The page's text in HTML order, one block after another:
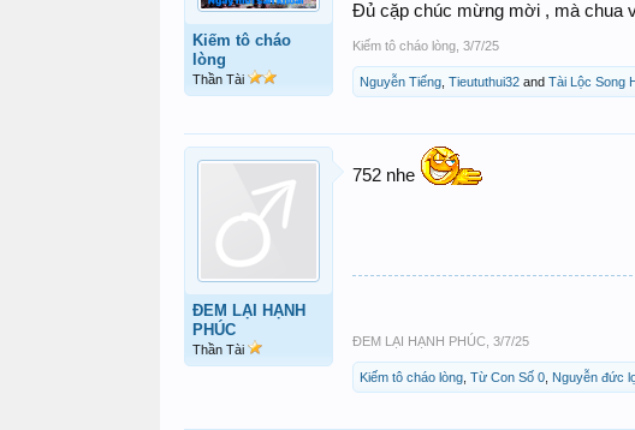
Kiếm tô cháo
lòng
Thần Tài
Đủ cặp chúc mừng mời , mà chua
Kiếm tô cháo lòng 3/7/25
Nguyễn Tiếng Tieututhui32 and Tài Lộc Song
ĐEM LẠI HẠNH
PHÚC
Thần Tài
752 nhe
ĐEM LẠI HẠNH PHÚC 3/7/25
Kiếm tô cháo lòng Từ Con Số 0 Nguyễn đức